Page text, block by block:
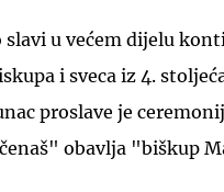
u većem dijelu
i sveca iz 4.
proslave je
obavlja "biškup